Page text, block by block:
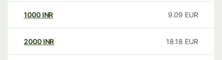
1000 INR 9.09 EUR
2000 INR 18.18 EUR